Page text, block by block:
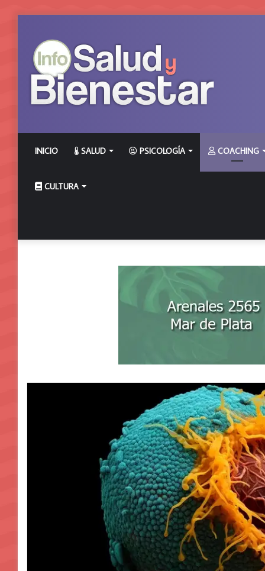
INICIO SALUD PSICOLOGÍA COACHING
CULTURA